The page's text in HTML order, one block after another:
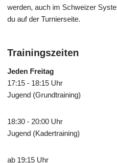
werden, auch im Schweizer
du auf der Turnierseite.
Trainingszeiten
Jeden Freitag
17:15 - 18:15 Uhr
Jugend (Grundtraining)
18:30 - 20:00 Uhr
Jugend (Kadertraining)
ab 19:15 Uhr